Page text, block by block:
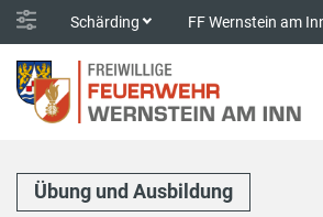
Schärding FF Wernstein am
Übung und Ausbildung